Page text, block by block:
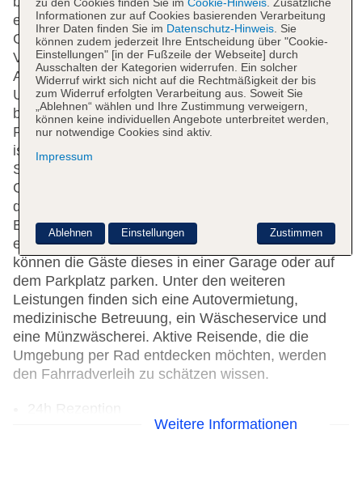
einen Safe, eine Wechselstube und einen
Getränkeautomaten. Im Hotel steht WLAN zur
Verfügung. Hilfestellung bei der Buchung von
Ausflügen wird am Tourdesk geboten. Die
Unterbringung verfügt über eine Reihe von
behindertengerechten Einrichtungen.
Rollstuhlgerechte Einrichtungen sind vorhanden. Es
ist eine Reihe von Geschäften vorhanden, die zum
Schlendern und Stöbern einladen. Ein schöner
Garten und ein Spielplatz gehören zum Gelände
des Apartmenthotels. Zu den weiteren
Einrichtungen des Hotels zählen ein TV-Raum und
ein Spielzimmer. Bei einer Anreise mit dem Auto
können die Gäste dieses in einer Garage oder auf
dem Parkplatz parken. Unter den weiteren
Leistungen finden sich eine Autovermietung,
medizinische Betreuung, ein Wäscheservice und
eine Münzwäscherei. Aktive Reisende, die die
Umgebung per Rad entdecken möchten, werden
den Fahrradverleih zu schätzen wissen.
Weitere Informationen
Informationen zur auf Cookies basierenden Verarbeitung
Ihrer Daten finden Sie im Datenschutz-Hinweis. Sie
können zudem jederzeit Ihre Entscheidung über "Cookie-
Einstellungen" [in der Fußzeile der Webseite] durch
Ausschalten der Kategorien widerrufen. Ein solcher
Widerruf wirkt sich nicht auf die Rechtmäßigkeit der bis
zum Widerruf erfolgten Verarbeitung aus. Soweit Sie
„Ablehnen“ wählen und Ihre Zustimmung verweigern,
können keine individuellen Angebote unterbreitet werden,
nur notwendige Cookies sind aktiv.
Impressum
Zustimmen
Ablehnen Einstellungen